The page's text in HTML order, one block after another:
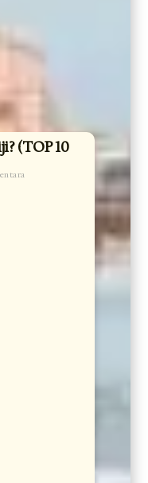
(TOP 10